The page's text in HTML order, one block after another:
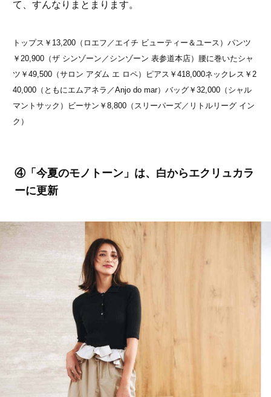
て、すんなりまとまります。
トップス￥13,200（ロエフ／エイチ ビューティー＆ユース）パンツ
￥20,900（ザ シンゾーン／シンゾーン 表参道本店）腰に巻いたシャ
ツ￥49,500（サロン アダム エ ロペ）ピアス￥418,000ネックレス￥2
40,000（ともにエムアネラ／Anjo do mar）バッグ￥32,000（シャル
マントサック）ビーサン￥8,800（スリーパーズ／リトルリーグ イン
ク）
④「今夏のモノトーン」は、白からエクリュカラ
ーに更新